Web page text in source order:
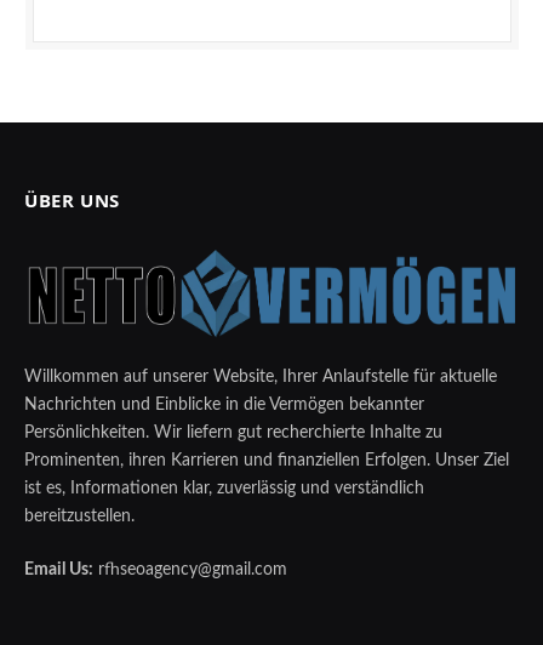
ÜBER UNS
Willkommen auf unserer Website, Ihrer Anlaufstelle für aktuelle
Nachrichten und Einblicke in die Vermögen bekannter
Persönlichkeiten. Wir liefern gut recherchierte Inhalte zu
Prominenten, ihren Karrieren und finanziellen Erfolgen. Unser Ziel
ist es, Informationen klar, zuverlässig und verständlich
bereitzustellen.
Email Us: rfhseoagency@gmail.com